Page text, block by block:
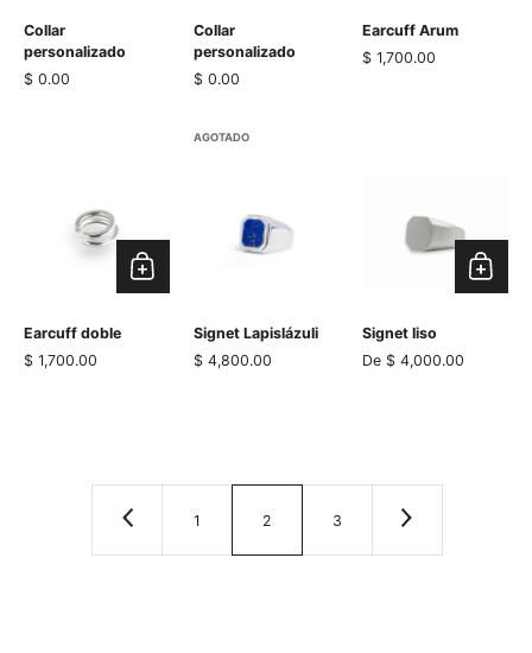
Collar
personalizado
Precio normal
$ 0.00
Collar
personalizado
Precio normal
$ 0.00
Earcuff Arum
Precio normal
$ 1,700.00
Earcuff doble
Precio normal
$ 1,700.00
AGOTADO
Signet Lapislázuli
Precio normal
$ 4,800.00
Signet liso
De $ 4,000.00
Anterior
1 2 3